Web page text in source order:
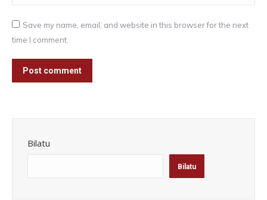
Save my name, email, and website in this browser for the next
time I comment.
Post comment
Bilatu
Bilatu